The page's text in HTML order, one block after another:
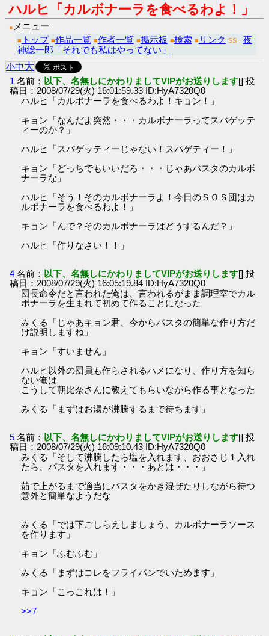
ハルヒ「カルボナーラを食べるわよ！」
● メニュー
■ トップ ■作品一覧 ■作者一覧 ■掲示板 ■検索 ■ リンク SS： 夜
神総一郎「それでも私はやってない」
小中大
1 名前： 以下、名無しにかわりましてVIPがお送りします[] 投
稿日：2008/07/29(火) 16:01:59.33 ID:HyA7320Q0
ハルヒ「カルボナーラを食べるわよ！キョン！」
キョン「なんだよ突然・・・カルボナーラってスパゲッテ
ィーのか？」
ハルヒ「スパゲッティーじゃない！スパゲティー！」
キョン「どっちでもいいだろ・・・じゃあパスタのカルボ
ナーラな」
ハルヒ「そう！そのカルボナーラよ！今日のＳＯＳ団はカ
ルボナーラを食べるわよ！」
キョン「んで？そのカルボナーラはどうするんだ？」
ハルヒ「作りなさい！！」
4 名前： 以下、名無しにかわりましてVIPがお送りします[] 投
稿日：2008/07/29(火) 16:05:19.84 ID:HyA7320Q0
団長命令だと言われた俺は、言われるがまま調理室でカル
ボナーラを生まれて初めて作ることになった
みくる「じゃあキョン君、今からパスタの簡単な作り方だ
け説明しますね」
キョン「すいません」
ハルヒ以外の団員も作らされるハメになり、作り方を知ら
ない俺は
こうして朝比奈さんに教えてもらいながら作る事となった
みくる「まずはお湯が沸騰するまで待ちます」
5 名前： 以下、名無しにかわりましてVIPがお送りします[] 投
稿日：2008/07/29(火) 16:09:10.43 ID:HyA7320Q0
みくる「そして沸騰したら塩を入れます、おおさじ１入れ
たら、パスタを入れます・・・あとは・・・」
茹で上がるまで適当にパスタをかき混ぜたりしながら待つ
意外と簡単なようだな
みくる「では下ごしらえしましょう、カルボナーラソース
を作ります」
キョン「ふむふむ」
みくる「まずはコレをフライパンでいためます」
キョン「こっこれは！」
>>7